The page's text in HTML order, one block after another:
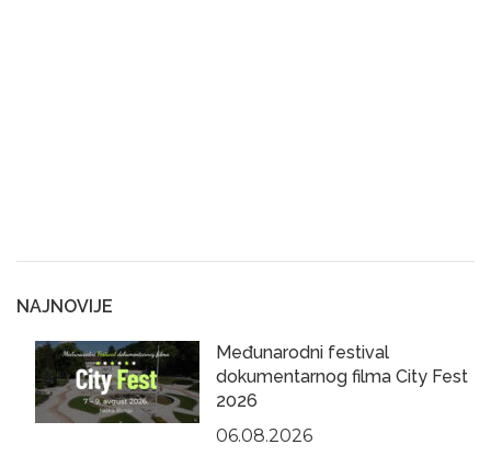
NAJNOVIJE
Međunarodni festival
dokumentarnog filma City Fest
2026
06.08.2026